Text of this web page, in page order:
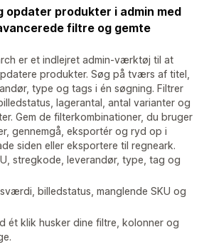
opdater produkter i admin med
filtre og gemte
er et indlejret admin-værktøj til at
produkter. Søg på tværs af titel,
type og tags i én søgning. Filtrer
lagerantal, antal varianter og
Gem de filterkombinationer, du bruger
gennemgå, eksportér og ryd op i
siden eller eksportere til regneark.
stregkode, leverandør, type, tag og
billedstatus, manglende SKU og
ét klik husker dine filtre, kolonner og